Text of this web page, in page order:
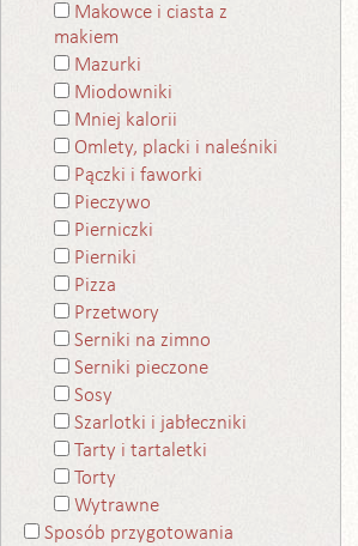
Makowce i ciasta z
makiem
Mazurki
Miodowniki
Mniej kalorii
Omlety, placki i naleśniki
Pączki i faworki
Pieczywo
Pierniczki
Pierniki
Pizza
Przetwory
Serniki na zimno
Serniki pieczone
Sosy
Szarlotki i jabłeczniki
Tarty i tartaletki
Torty
Wytrawne
Sposób przygotowania